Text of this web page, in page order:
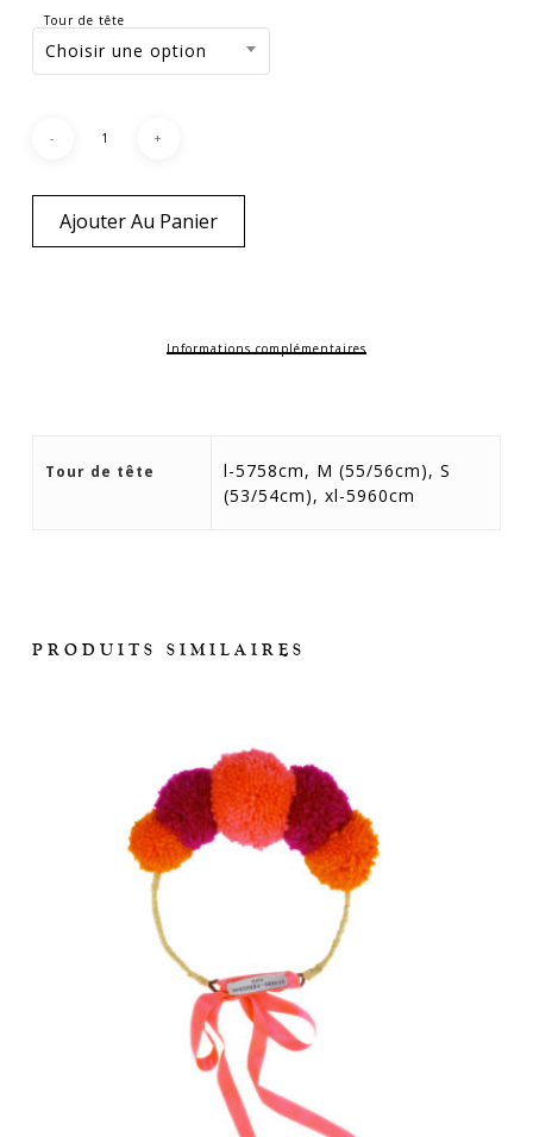
Tour de tête
Choisir une option
Ajouter Au Panier
Informations complémentaires
Tour de tête
l-5758cm, M (55/56cm), S
(53/54cm), xl-5960cm
PRODUITS SIMILAIRES